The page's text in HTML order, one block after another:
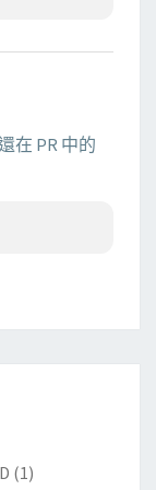
在 PR 中的
(1)